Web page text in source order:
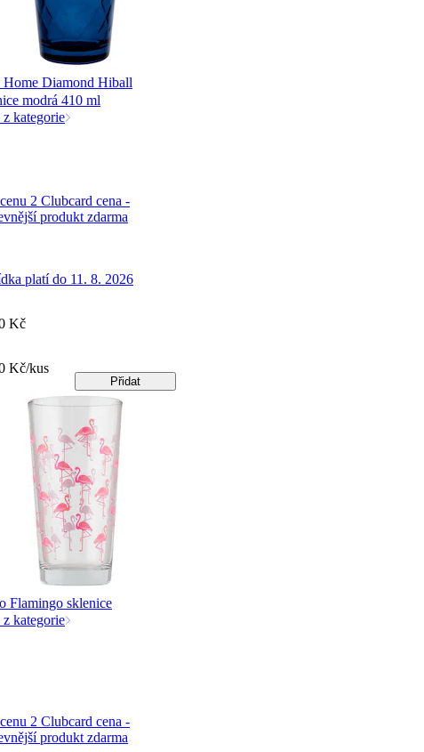
Diamond Hiball
modrá 410 ml
kategorie
2 Clubcard cena -
produkt zdarma
platí do 11. 8. 2026
Kč
Kč/kus
Přidat
Flamingo sklenice
kategorie
2 Clubcard cena -
produkt zdarma